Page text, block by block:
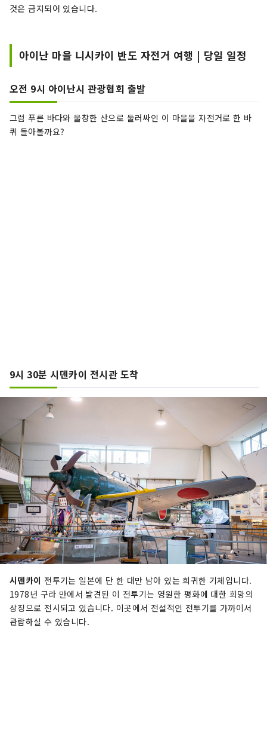
것은 금지되어 있습니다.
아이난 마을 니시카이 반도 자전거 여행 | 당일 일정
오전 9시 아이난시 관광협회 출발
그럼 푸른 바다와 울창한 산으로 둘러싸인 이 마을을 자전거로 한 바
퀴 돌아볼까요?
9시 30분 시덴카이 전시관 도착
시덴카이 전투기는 일본에 단 한 대만 남아 있는 희귀한 기체입니다.
1978년 구라 만에서 발견된 이 전투기는 영원한 평화에 대한 희망의
상징으로 전시되고 있습니다. 이곳에서 전설적인 전투기를 가까이서
관람하실 수 있습니다.